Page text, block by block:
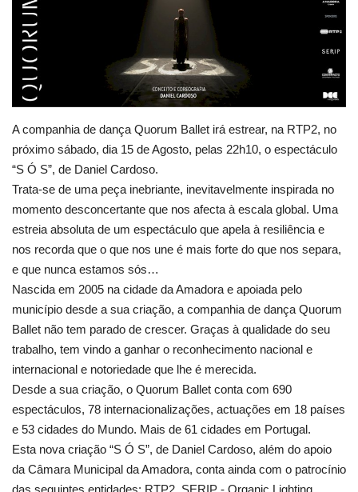
Estatuto Editorial
Saúde
Ficha técnica
Cultura
Lazer
Ambiente
A companhia de dança Quorum Ballet irá estrear, na RTP2, no
próximo sábado, dia 15 de Agosto, pelas 22h10, o espectáculo
“S Ó S”, de Daniel Cardoso.
Trata-se de uma peça inebriante, inevitavelmente inspirada no
momento desconcertante que nos afecta à escala global. Uma
estreia absoluta de um espectáculo que apela à resiliência e
nos recorda que o que nos une é mais forte do que nos separa,
e que nunca estamos sós…
Nascida em 2005 na cidade da Amadora e apoiada pelo
município desde a sua criação, a companhia de dança Quorum
Ballet não tem parado de crescer. Graças à qualidade do seu
trabalho, tem vindo a ganhar o reconhecimento nacional e
internacional e notoriedade que lhe é merecida.
Desde a sua criação, o Quorum Ballet conta com 690
espectáculos, 78 internacionalizações, actuações em 18 países
e 53 cidades do Mundo. Mais de 61 cidades em Portugal.
Esta nova criação “S Ó S”, de Daniel Cardoso, além do apoio
da Câmara Municipal da Amadora, conta ainda com o patrocínio
das seguintes entidades: RTP2, SERIP - Organic Lighting,